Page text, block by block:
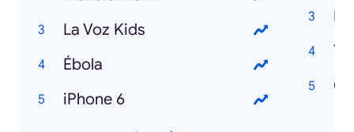
La Voz Kids
Ébola
iPhone 6